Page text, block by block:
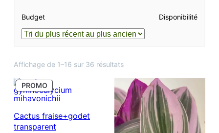
Budget Disponibilité
Affichage de 1–16 sur 36 résultatsTrié
plus
récent
au
plus
ancien
PROMOPRODUIT
EN
PROMOTION
Cactus fraise+godet
transparent